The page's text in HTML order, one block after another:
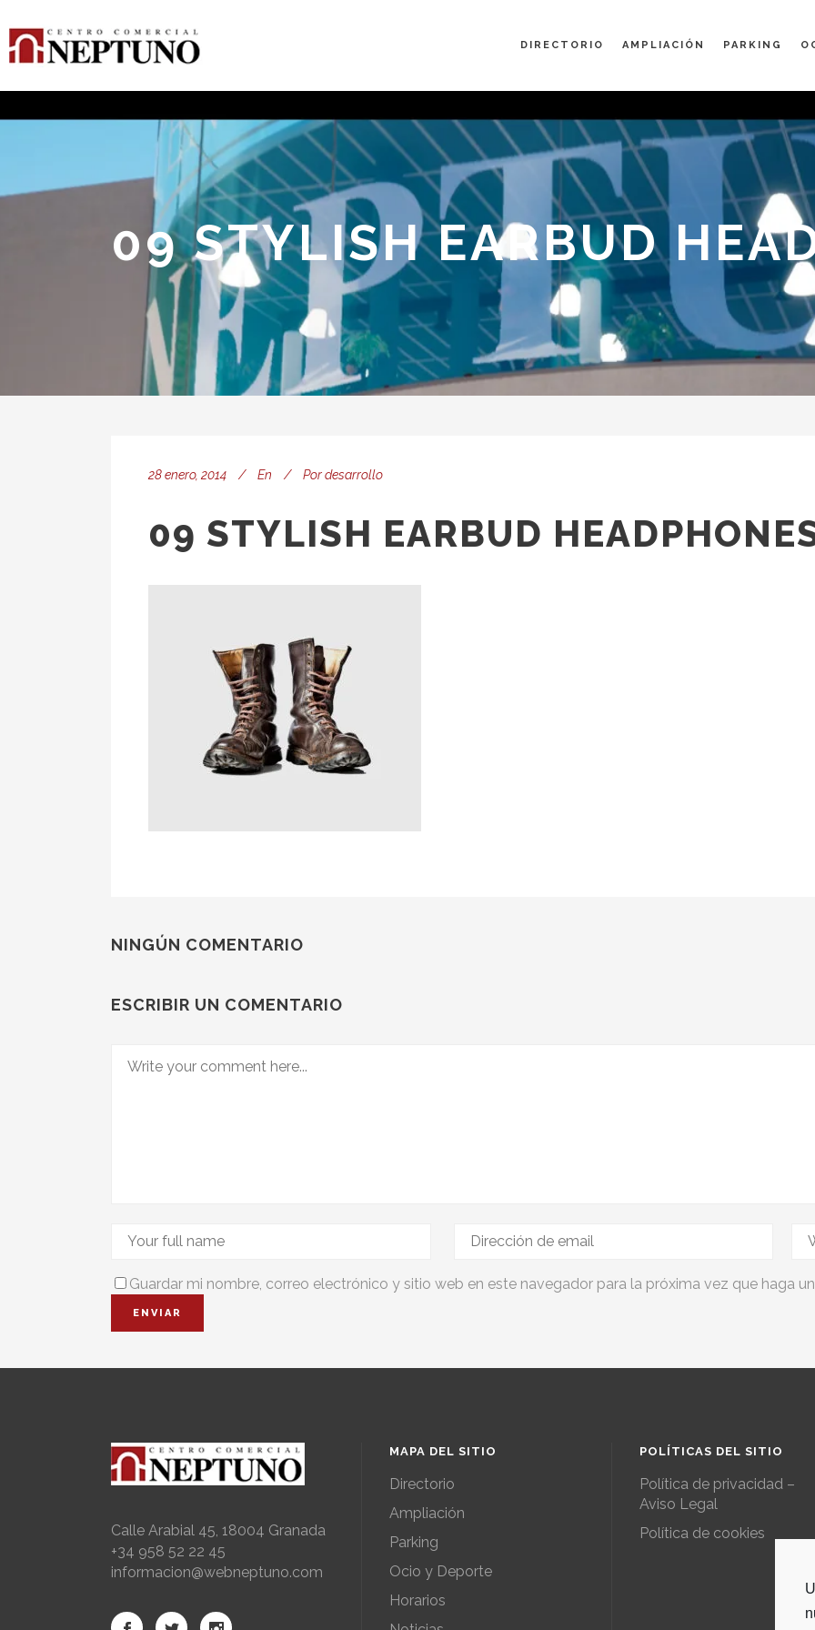
DIRECTORIO AMPLIACIÓN PARKING
09 STYLISH EARBUD
28 enero, 2014 En Pordesarrollo
09 STYLISH EARBUD
NINGÚN COMENTARIO
ESCRIBIR UN COMENTARIO
Guardar mi nombre, correo electrónico y sitio web en este navegador para la próxima vez que haga
Calle Arabial 45, 18004 Granada
+34 958 52 22 45
informacion@webneptuno.com
MAPA DEL SITIO
Directorio
Ampliación
Parking
Ocio y Deporte
Horarios
POLÍTICAS DEL SITIO
Política de privacidad –
Aviso Legal
Política de cookies